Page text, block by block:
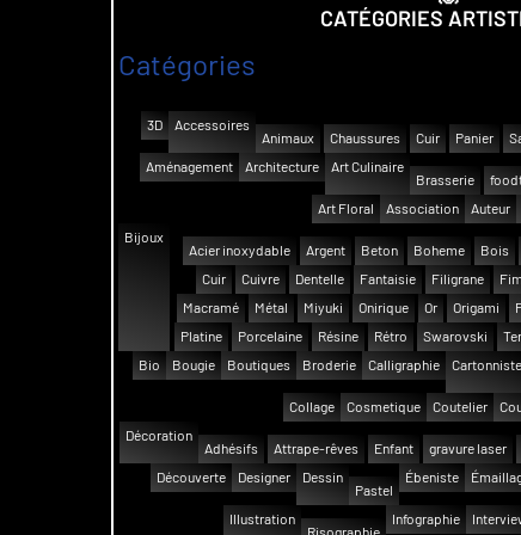
CATÉGORIES
Catégories
3D
Accessoires
Animaux
Chaussures Cuir Panier
Aménagement
Architecture
Art Culinaire
Brasserie
Art Floral Association Auteur
Bijoux
Acier inoxydable
Argent Beton Boheme Bois
Cuir
Cuivre Dentelle Fantaisie Filigrane
Macramé
Métal Miyuki Onirique Or Origami
Platine
Porcelaine Résine Rétro Swarovski
Bio
Bougie Boutiques Broderie Calligraphie
Cartonniste
Collage Cosmetique Coutelier
Décoration
Adhésifs
Attrape-rêves Enfant gravure laser
Découverte
Designer
Dessin
Pastel
Ébeniste
Illustration
Infographie